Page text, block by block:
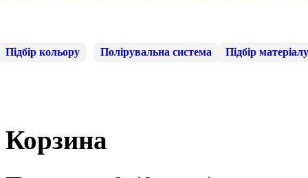
Підбір кольору Полірувальна система Підбір матеріалу
Корзина